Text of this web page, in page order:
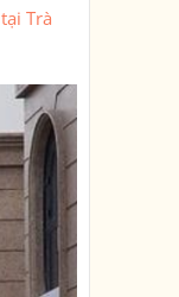
Trà